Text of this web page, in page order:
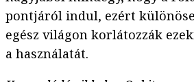
pontjáról indul, ezért
egész világon korlátozzák
a használatát.